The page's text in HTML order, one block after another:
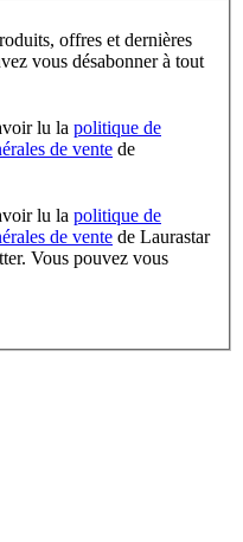
offres et dernières
vous désabonner à tout
lu la politique de
de vente de
lu la politique de
de vente de Laurastar
Vous pouvez vous